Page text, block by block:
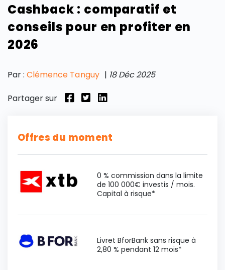
Cashback : comparatif et
conseils pour en profiter en
2026
Par :Clémence Tanguy | 18 Déc 2025
Partager sur
Offres du moment
0 % commission dans la limite
de 100 000€ investis / mois.
Capital à risque*
Livret BforBank sans risque à
2,80 % pendant 12 mois*